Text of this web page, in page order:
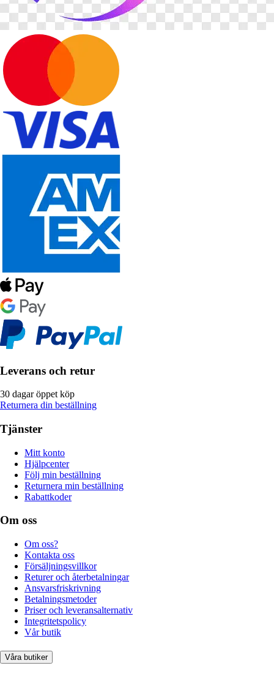
Leverans och retur
30 dagar öppet köp
Returnera din beställning
Tjänster
Mitt konto
Hjälpcenter
Följ min beställning
Returnera min beställning
Rabattkoder
Om oss
Om oss?
Kontakta oss
Försäljningsvillkor
Returer och återbetalningar
Ansvarsfriskrivning
Betalningsmetoder
Priser och leveransalternativ
Integritetspolicy
Vår butik
Våra butiker